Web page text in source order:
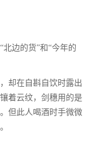
边的货”和“今年的
却在自斟自饮时露出
着云纹，剑穗用的是
但此人喝酒时手微微